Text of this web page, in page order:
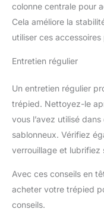
colonne centrale pour
Cela améliore la
utiliser ces
Entretien régulier
Un entretien régulier
trépied. Nettoyez-le
vous l’avez utilisé
sablonneux. Vérifiez
verrouillage et lubrifiez
Avec ces conseils en
acheter votre trépied
conseils.